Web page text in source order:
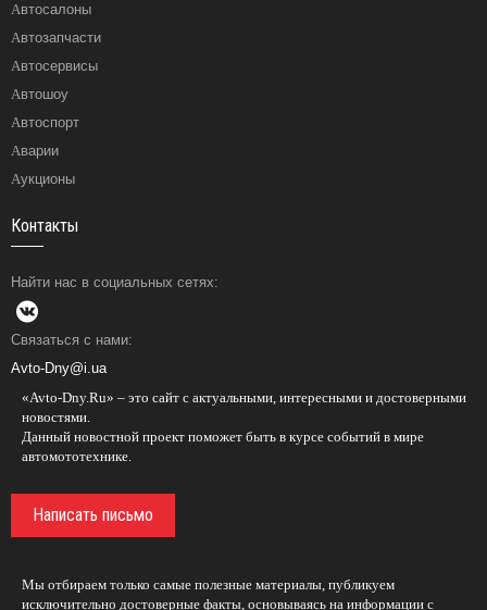
Автосалоны
Автозапчасти
Автосервисы
Автошоу
Автоспорт
Аварии
Аукционы
Контакты
Найти нас в социальных сетях:
Связаться с нами:
Avto-Dny@i.ua
«Avto-Dny.Ru» – это сайт с актуальными, интересными и достоверными
новостями.
Данный новостной проект поможет быть в курсе событий в мире
автомототехнике.
Написать письмо
Мы отбираем только самые полезные материалы, публикуем
исключительно достоверные факты, основываясь на информации с